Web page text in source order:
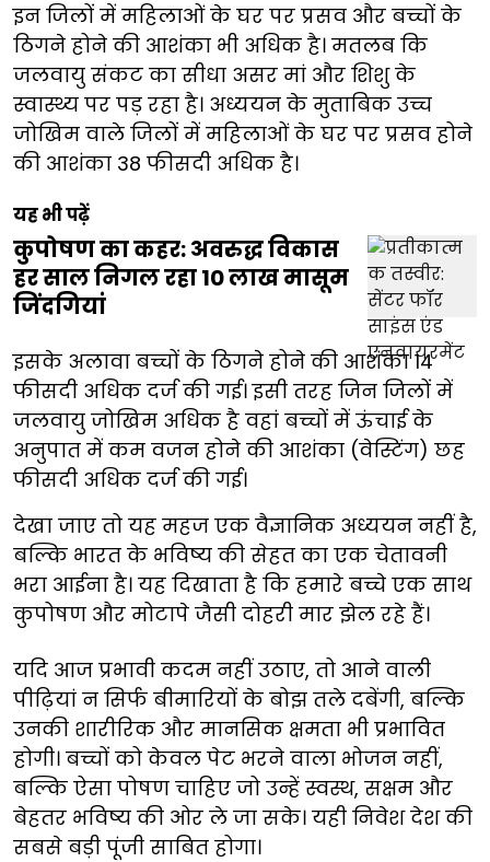
इन जिलों में महिलाओं के घर पर प्रसव और बच्चों के
ठिगने होने की आशंका भी अधिक है। मतलब कि
जलवायु संकट का सीधा असर मां और शिशु के
स्वास्थ्य पर पड़ रहा है। अध्ययन के मुताबिक उच्च
जोखिम वाले जिलों में महिलाओं के घर पर प्रसव होने
की आशंका 38 फीसदी अधिक है।
यह भी पढ़ें
कुपोषण का कहर: अवरुद्ध विकास
हर साल निगल रहा 10 लाख मासूम
जिंदगियां
इसके अलावा बच्चों के ठिगने होने की आशंका 14
फीसदी अधिक दर्ज की गई। इसी तरह जिन जिलों में
जलवायु जोखिम अधिक है वहां बच्चों में ऊंचाई के
अनुपात में कम वजन होने की आशंका (वेस्टिंग) छह
फीसदी अधिक दर्ज की गई।
देखा जाए तो यह महज एक वैज्ञानिक अध्ययन नहीं है,
बल्कि भारत के भविष्य की सेहत का एक चेतावनी
भरा आईना है। यह दिखाता है कि हमारे बच्चे एक साथ
कुपोषण और मोटापे जैसी दोहरी मार झेल रहे हैं।
यदि आज प्रभावी कदम नहीं उठाए, तो आने वाली
पीढ़ियां न सिर्फ बीमारियों के बोझ तले दबेंगी, बल्कि
उनकी शारीरिक और मानसिक क्षमता भी प्रभावित
होगी। बच्चों को केवल पेट भरने वाला भोजन नहीं,
बल्कि ऐसा पोषण चाहिए जो उन्हें स्वस्थ, सक्षम और
बेहतर भविष्य की ओर ले जा सके। यही निवेश देश की
सबसे बड़ी पूंजी साबित होगा।